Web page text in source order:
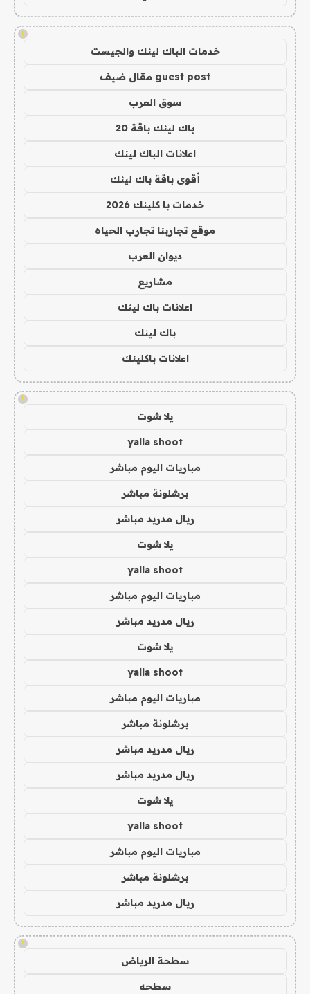
!
خدمات الباك لينك والجيست
guest post مقال ضيف
سوق العرب
باك لينك باقة 20
اعلانات الباك لينك
أقوى باقة باك لينك
خدمات با كلينك 2026
موقع تجاربنا تجارب الحياه
ديوان العرب
مشاريع
اعلانات باك لينك
باك لينك
اعلانات باكلينك
!
يلا شوت
yalla shoot
مباريات اليوم مباشر
برشلونة مباشر
ريال مدريد مباشر
يلا شوت
yalla shoot
مباريات اليوم مباشر
ريال مدريد مباشر
يلا شوت
yalla shoot
مباريات اليوم مباشر
برشلونة مباشر
ريال مدريد مباشر
ريال مدريد مباشر
يلا شوت
yalla shoot
مباريات اليوم مباشر
برشلونة مباشر
ريال مدريد مباشر
!
سطحة الرياض
سطحه